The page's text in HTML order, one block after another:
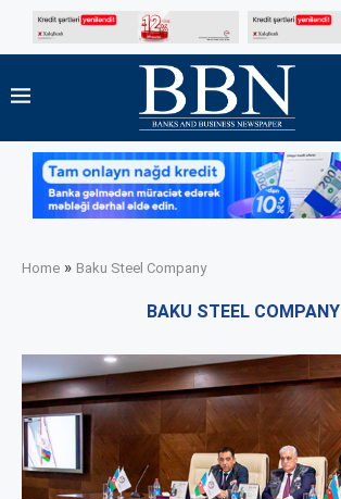
Home » Baku Steel Company
BAKU STEEL COMPANY